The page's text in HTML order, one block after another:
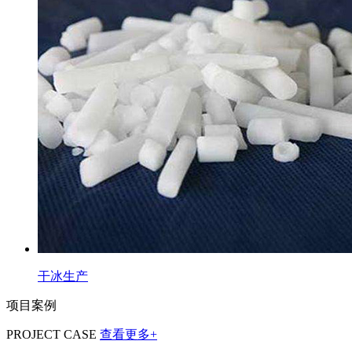
干冰生产
项目案例
PROJECT CASE 查看更多+